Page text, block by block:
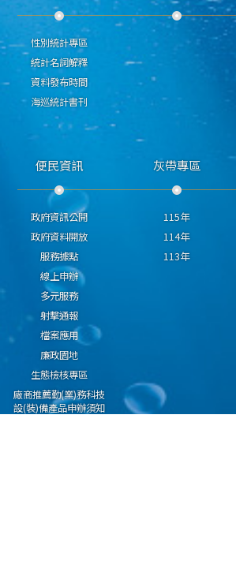
性別統計專區
統計名詞解釋
資料發布時間
海巡統計書刊
便民資訊
政府資訊公開
政府資料開放
服務據點
線上申辦
多元服務
射擊通報
檔案應用
廉政園地
生態檢核專區
廠商推薦勤(業)務科技
設(裝)備產品申辦須知
灰帶專區
115年
114年
113年